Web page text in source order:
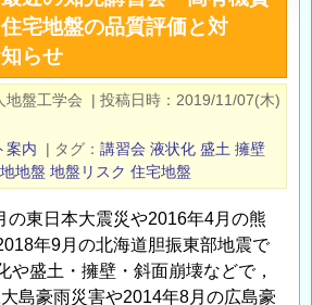
宅地盤の品質評価と対
らせ
地盤工学会 | 投稿日時
2019/11/07(木)
案内 | タグ 講習会 液状化 盛土 擁壁
地盤 地盤リスク 住宅地盤
の東日本大震災や2016年4月の熊
年9月の北海道胆振東部地震で
や盛土・擁壁・斜面崩壊などで，
島豪雨災害や2014年8月の広島豪